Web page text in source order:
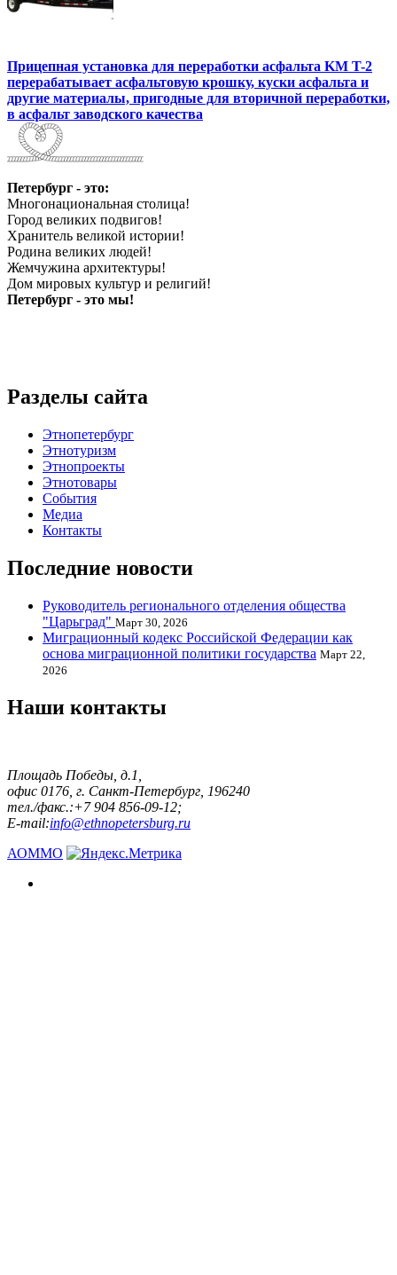
Прицепная установка для переработки асфальта KM T-2
перерабатывает асфальтовую крошку, куски асфальта и
другие материалы, пригодные для вторичной переработки,
в асфальт заводского качества
Петербург - это:
Многонациональная столица!
Город великих подвигов!
Хранитель великой истории!
Родина великих людей!
Жемчужина архитектуры!
Дом мировых культур и религий!
Петербург - это мы!
Разделы сайта
Этнопетербург
Этнотуризм
Этнопроекты
Этнотовары
События
Медиа
Контакты
Последние новости
Руководитель регионального отделения общества
"Царьград" Март 30, 2026
Миграционный кодекс Российской Федерации как
основа миграционной политики государства Март 22,
2026
Наши контакты
Площадь Победы, д.1,
офис 0176, г. Санкт-Петербург, 196240
тел./факс.:+7 904 856-09-12;
E-mail:info@ethnopetersburg.ru
АОММО